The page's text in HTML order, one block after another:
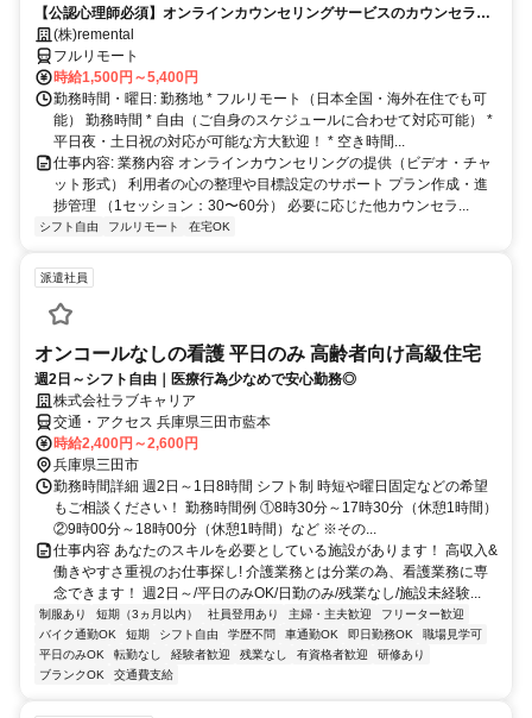
【公認心理師必須】オンラインカウンセリングサービスのカウンセラー
募集｜30-50代女性活躍中
(株)remental
フルリモート
時給1,500円～5,400円
勤務時間・曜日: 勤務地 * フルリモート（日本全国・海外在住でも可
能） 勤務時間 * 自由（ご自身のスケジュールに合わせて対応可能） *
平日夜・土日祝の対応が可能な方大歓迎！ * 空き時間...
仕事内容: 業務内容 オンラインカウンセリングの提供（ビデオ・チャ
ット形式） 利用者の心の整理や目標設定のサポート プラン作成・進
捗管理 （1セッション：30〜60分） 必要に応じた他カウンセラ...
シフト自由 フルリモート 在宅OK
派遣社員
オンコールなしの看護 平日のみ 高齢者向け高級住宅
週2日～シフト自由｜医療行為少なめで安心勤務◎
株式会社ラブキャリア
交通・アクセス 兵庫県三田市藍本
時給2,400円～2,600円
兵庫県三田市
勤務時間詳細 週2日～1日8時間 シフト制 時短や曜日固定などの希望
もご相談ください！ 勤務時間例 ①8時30分～17時30分（休憩1時間）
②9時00分～18時00分（休憩1時間）など ※その...
仕事内容 あなたのスキルを必要としている施設があります！ 高収入&
働きやすさ重視のお仕事探し! 介護業務とは分業の為、看護業務に専
念できます！ 週2日～/平日のみOK/日勤のみ/残業なし/施設未経験...
制服あり 短期（3ヵ月以内） 社員登用あり 主婦・主夫歓迎
フリーター歓迎
バイク通勤OK
短期 シフト自由 学歴不問 車通勤OK 即日勤務OK
職場見学可
平日のみOK
転勤なし 経験者歓迎 残業なし 有資格者歓迎
研修あり
ブランクOK
交通費支給